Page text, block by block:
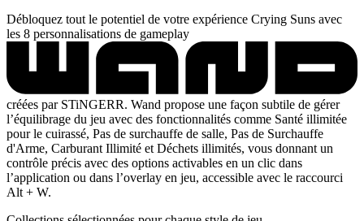
Débloquez tout le potentiel de votre expérience Crying Suns avec
les 8 personnalisations de gameplay
créées par STiNGERR. Wand propose une façon subtile de gérer
l’équilibrage du jeu avec des fonctionnalités comme Santé illimitée
pour le cuirassé, Pas de surchauffe de salle, Pas de Surchauffe
d'Arme, Carburant Illimité et Déchets illimités, vous donnant un
contrôle précis avec des options activables en un clic dans
l’application ou dans l’overlay en jeu, accessible avec le raccourci
Alt + W.